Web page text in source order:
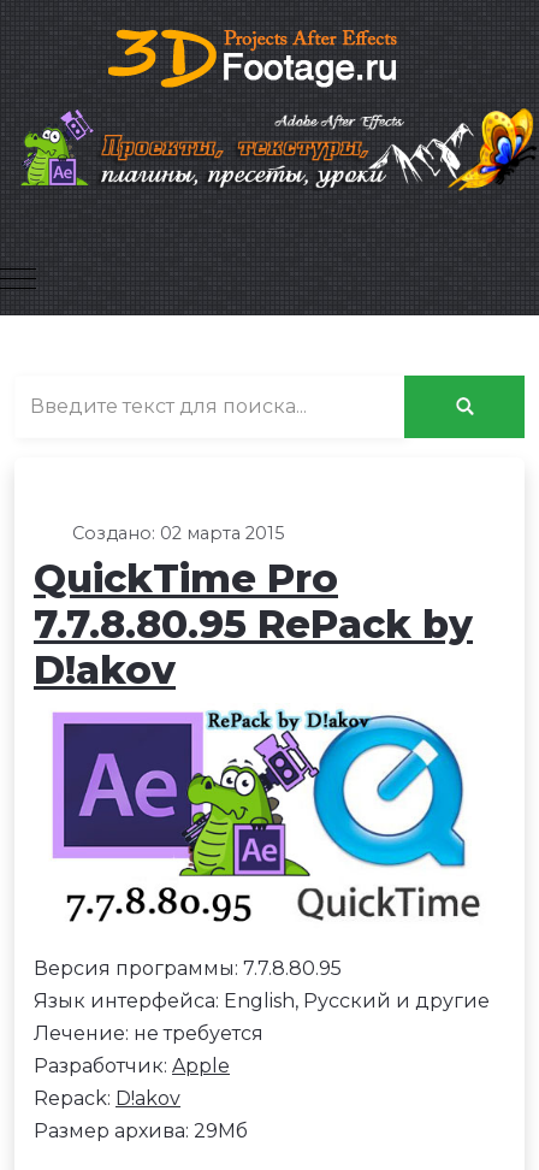
Mobile Menu Toggle
Создано: 02 марта 2015
QuickTime Pro
7.7.8.80.95 RePack by
D!akov
Версия программы: 7.7.8.80.95
Язык интерфейса: English, Русский и другие
Лечение: не требуется
Разработчик: Apple
Repack: D!akov
Размер архива: 29Мб